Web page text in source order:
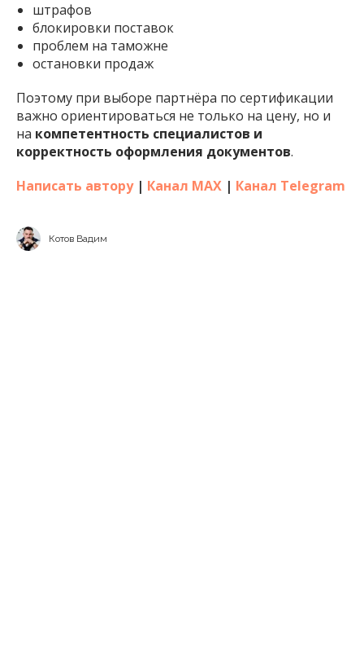
штрафов
блокировки поставок
проблем на таможне
остановки продаж
Поэтому при выборе партнёра по сертификации
важно ориентироваться не только на цену, но и
на компетентность специалистов и
корректность оформления документов.
Написать автору| Канал MAX | Канал Telegram
Котов Вадим